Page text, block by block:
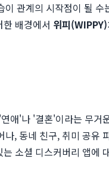
관계의 시작점이 될
배경에서 위피(WIPPY)
애'나 '결혼'이라는 무
, 동네 친구, 취미 공
소셜 디스커버리 앱에